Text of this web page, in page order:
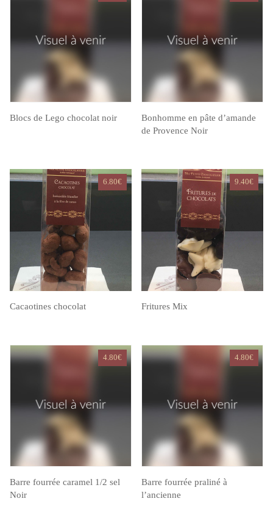
Blocs de Lego chocolat noir
Bonhomme en pâte d’amande
de Provence Noir
Cacaotines chocolat
6.80€
Fritures Mix
9.40€
Barre fourrée caramel 1/2 sel
Noir
4.80€
Barre fourrée praliné à
l’ancienne
4.80€